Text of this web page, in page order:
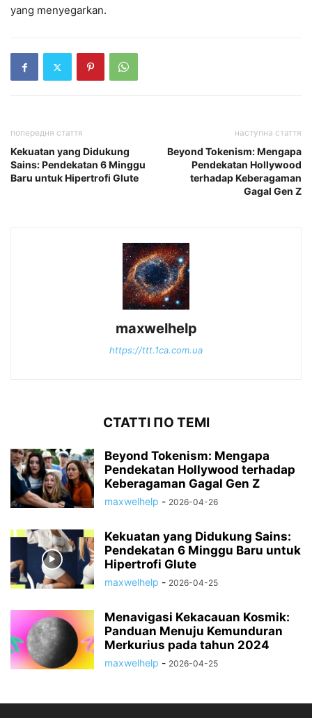
yang menyegarkan.
попередня стаття
Kekuatan yang Didukung
Sains: Pendekatan 6 Minggu
Baru untuk Hipertrofi Glute
наступна стаття
Beyond Tokenism: Mengapa
Pendekatan Hollywood
terhadap Keberagaman
Gagal Gen Z
maxwelhelp
https://ttt.1ca.com.ua
СТАТТІ ПО ТЕМІ
Beyond Tokenism: Mengapa
Pendekatan Hollywood terhadap
Keberagaman Gagal Gen Z
maxwelhelp - 2026-04-26
Kekuatan yang Didukung Sains:
Pendekatan 6 Minggu Baru untuk
Hipertrofi Glute
maxwelhelp - 2026-04-25
Menavigasi Kekacauan Kosmik:
Panduan Menuju Kemunduran
Merkurius pada tahun 2024
maxwelhelp - 2026-04-25